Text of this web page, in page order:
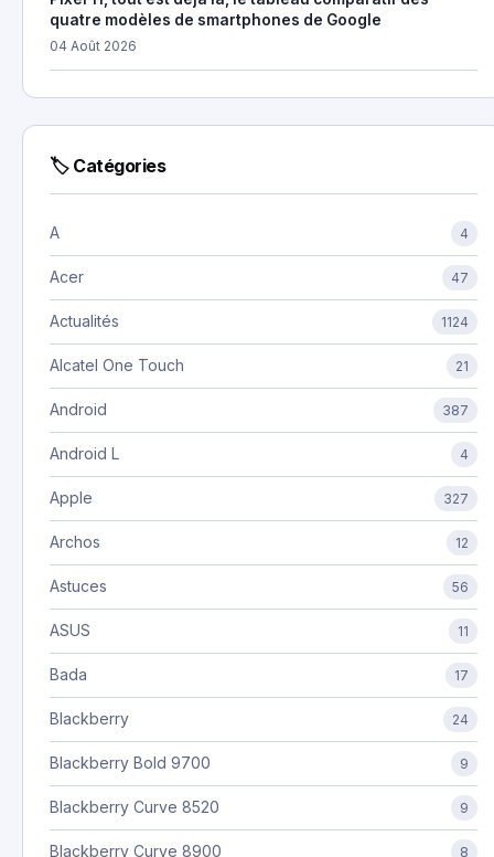
quatre modèles de smartphones de Google
04 Août 2026
🏷 Catégories
A 4
Acer 47
Actualités 1124
Alcatel One Touch 21
Android 387
Android L 4
Apple 327
Archos 12
Astuces 56
ASUS 11
Bada 17
Blackberry 24
Blackberry Bold 9700 9
Blackberry Curve 8520 9
Blackberry Curve 8900 8